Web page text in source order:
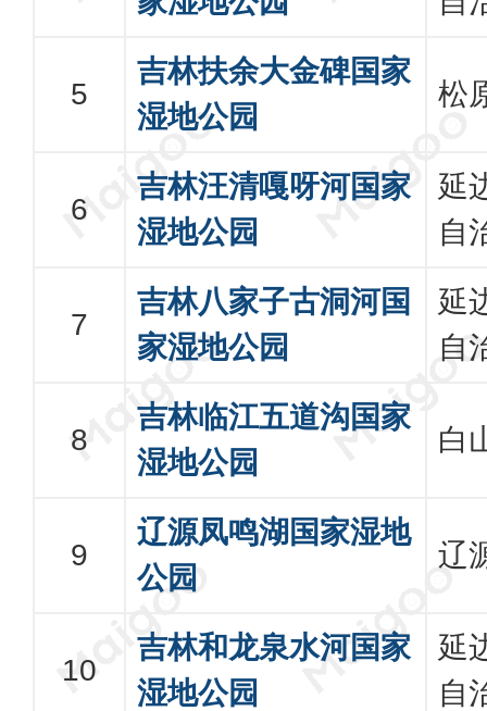
吉林扶余大金碑国家
湿地公园
松
吉林汪清嘎呀河国家
湿地公园
延
自
吉林八家子古洞河国
家湿地公园
延
自
吉林临江五道沟国家
湿地公园
白
辽源凤鸣湖国家湿地
公园
辽
吉林和龙泉水河国家
湿地公园
延
自